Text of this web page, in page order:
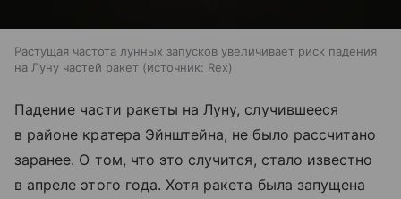
Растущая частота лунных запусков увеличивает риск падения
на Луну частей ракет
источник: Rex
Падение части ракеты на Луну, случившееся
в районе кратера Эйнштейна, не было рассчитано
заранее. О том, что это случится, стало известно
в апреле этого года. Хотя ракета была запущена